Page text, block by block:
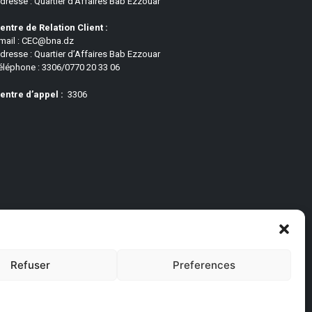
Refuser Preferences
de Relation Client :
: CEC@bna.dz
: Quartier d’Affaires Bab Ezzouar
: 3306/0770 20 33 06
d’appel : 3306